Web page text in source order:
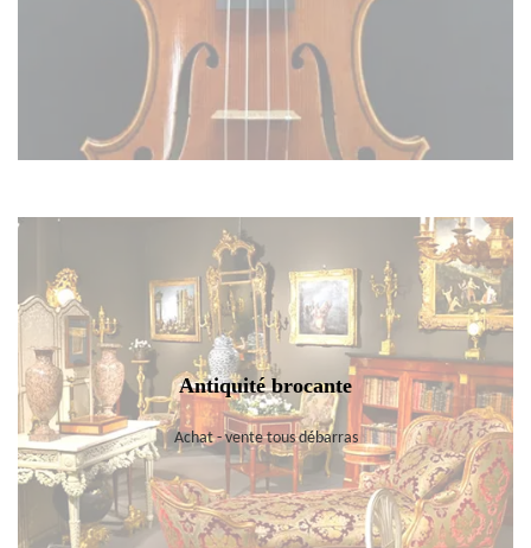
Antiquité brocante
Achat - vente tous débarras